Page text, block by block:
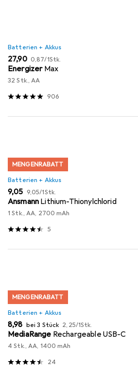
Batterien + Akkus
EUR
27,90 EUR
0,87/1Stk.
Energizer Max
32 Stk., AA
906
MENGENRABATT
Batterien + Akkus
EUR
9,05 EUR
9,05/1Stk.
Ansmann Lithium-Thionylchlorid
1 Stk., AA, 2700 mAh
5
MENGENRABATT
Batterien + Akkus
EUR
8,98 bei 3 Stück EUR
2,25/1Stk.
MediaRange Rechargeable USB-C
4 Stk., AA, 1400 mAh
24